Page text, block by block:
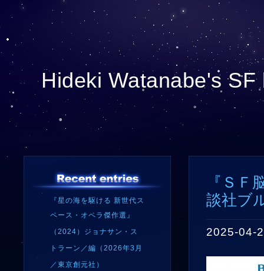
Hideki Watanabe's SF
『星の海を駆ける 新世代ス
ペース・オペラ傑作選』
（2024）ジョナサン・ス
トラーン／編（2026年3月
／東京創元社）
『ＳＦ
談社ブ
2025-04-